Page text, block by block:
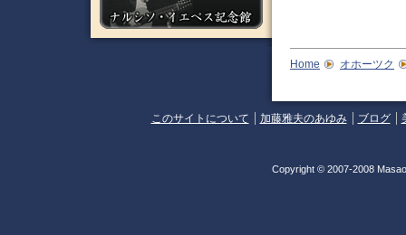
Home オホーツク
このサイトについて 加藤雅夫のあゆみ ブログ
Copyright © 2007-2008